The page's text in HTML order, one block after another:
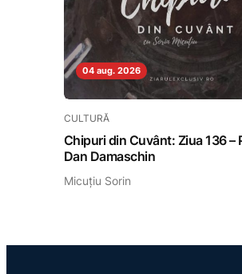
04 aug. 2026
CULTURĂ
Chipuri din Cuvânt: Ziua 136 –
Dan Damaschin
Micuțiu Sorin